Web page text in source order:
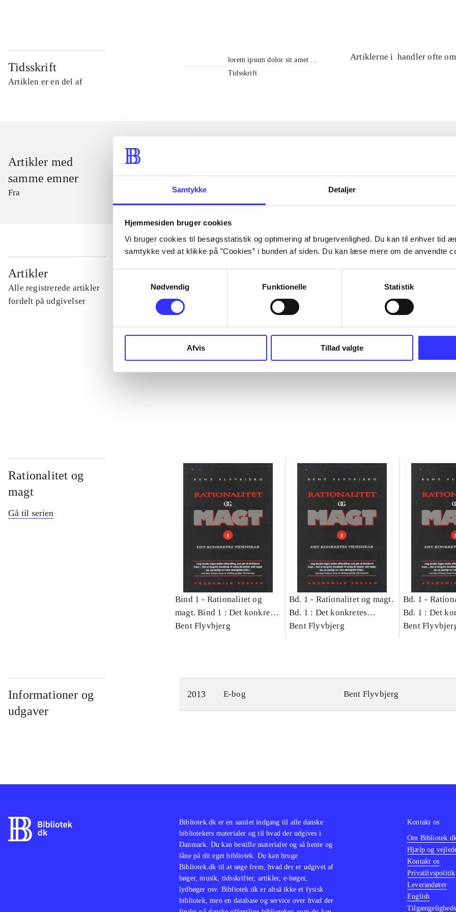
Samtykke Detaljer
Hjemmesiden bruger cookies
Vi bruger cookies til besøgsstatistik og optimering af brugervenlighed. Du kan til enhver tid
samtykke ved at klikke på ”Cookies” i bunden af siden. Du kan læse mere om de anvendte
Nødvendig
Funktionelle Statistik
Afvis Tillad valgte
Tidsskrift
Artiklen er en del af
lorem ipsum dolor sit amet ...
Tidsskrift
Artiklerne i handler ofte om
Artikler med
samme emner
Fra
Artikler
Alle registrerede artikler
fordelt på udgivelser
...
Rationalitet og
magt
Gå til serien
Bind 1 - Rationalitet og
magt. Bind 1 : Det konkretes
videnskab
Bent Flyvbjerg
Bd. 1 - Rationalitet og magt.
Bd. 1 : Det konkretes
videnskab
Bent Flyvbjerg
Bd. 1 -
Bd. 1 : Det
videnskab
Bent
Informationer og
udgaver
2013 E-bog Bent Flyvbjerg
Bibliotek.dk er en samlet indgang til alle danske
bibliotekers materialer og til hvad der udgives i
Danmark. Du kan bestille materialer og så hente og
låne på dit eget bibliotek. Du kan bruge
Bibliotek.dk til at søge frem, hvad der er udgivet af
bøger, musik, tidsskrifter, artikler, e-bøger,
lydbøger osv. Bibliotek.dk er altså ikke et fysisk
bibliotek, men en database og service over hvad der
Kontakt os
Om
Hjælp og
Kontakt os
Privatlivspolitik
Leverandører
English